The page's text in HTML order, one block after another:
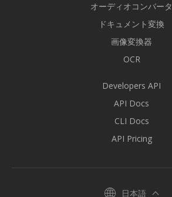
オーディオコンバータ
ドキュメント変換
画像変換器
OCR
Developers API
API Docs
CLI Docs
API Pricing
日本語